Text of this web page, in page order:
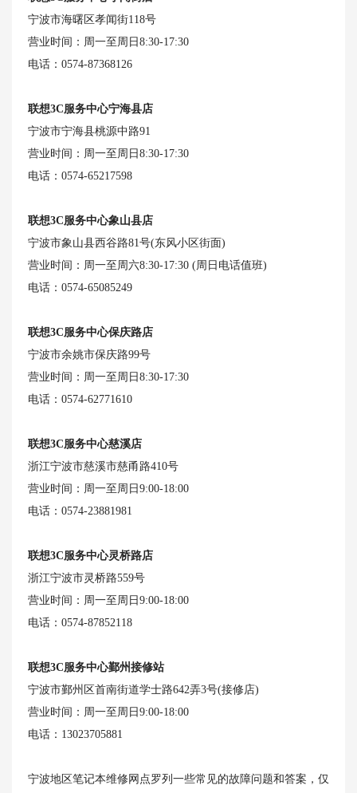
宁波市海曙区孝闻街118号
营业时间：周一至周日8:30-17:30
电话：0574-87368126
联想3C服务中心宁海县店
宁波市宁海县桃源中路91
营业时间：周一至周日8:30-17:30
电话：0574-65217598
联想3C服务中心象山县店
宁波市象山县西谷路81号(东风小区街面)
营业时间：周一至周六8:30-17:30 (周日电话值班)
电话：0574-65085249
联想3C服务中心保庆路店
宁波市余姚市保庆路99号
营业时间：周一至周日8:30-17:30
电话：0574-62771610
联想3C服务中心慈溪店
浙江宁波市慈溪市慈甬路410号
营业时间：周一至周日9:00-18:00
电话：0574-23881981
联想3C服务中心灵桥路店
浙江宁波市灵桥路559号
营业时间：周一至周日9:00-18:00
电话：0574-87852118
联想3C服务中心鄞州接修站
宁波市鄞州区首南街道学士路642弄3号(接修店)
营业时间：周一至周日9:00-18:00
电话：13023705881
宁波地区笔记本维修网点罗列一些常见的故障问题和答案，仅